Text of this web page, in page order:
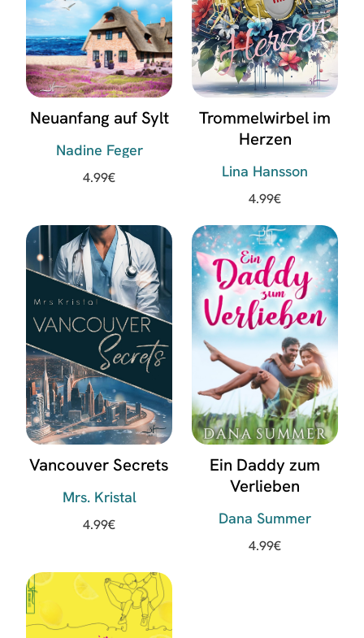
Neuanfang auf Sylt
Nadine Feger
4.99€
Trommelwirbel im
Herzen
Lina Hansson
4.99€
Vancouver Secrets
Mrs. Kristal
4.99€
Ein Daddy zum
Verlieben
Dana Summer
4.99€